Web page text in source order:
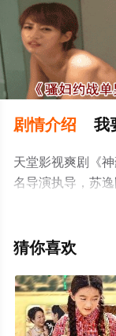
剧情介绍 我
天堂影视爽剧《
名导演执导，苏
视剧，大结局剧
息可移步至豆瓣
猜你喜欢